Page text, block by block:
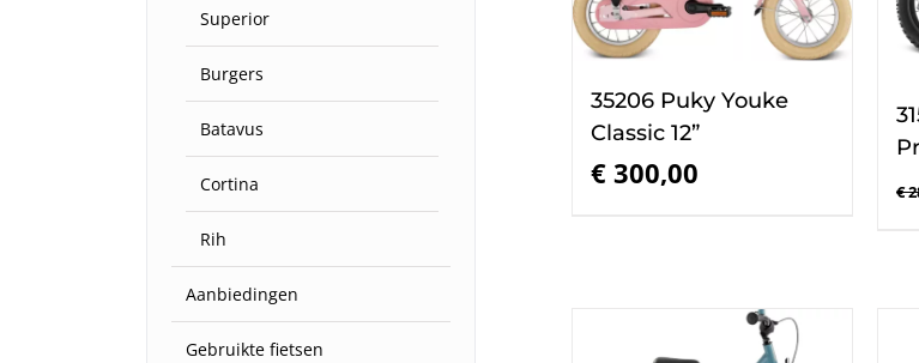
35206 Puky Youke
Classic 12”
€ 300,00
€
Superior
Burgers
Batavus
Cortina
Rih
Aanbiedingen
Gebruikte fietsen